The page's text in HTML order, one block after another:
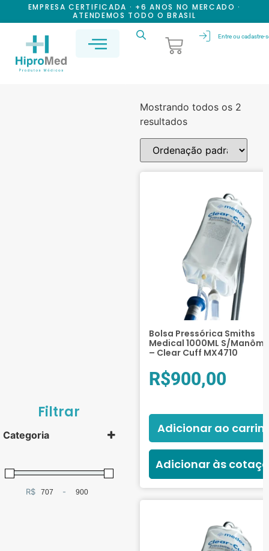
EMPRESA CERTIFICADA · +6 ANOS NO MERCADO ·
ATENDEMOS TODO O BRASIL
Entre ou cadastre-
Filtrar
Categoria
Terapia Intensiva
R$ Minimum Price
-Maximum Price
Mostrando todos os 2
resultados
Bolsa Pressórica Smiths
Medical 1000ML S/
– Clear Cuff MX4710
R$900,00
Adicionar ao
Adicionar às